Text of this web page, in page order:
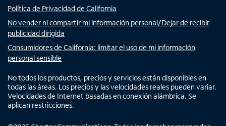
Política de Privacidad de California
No vender ni compartir mi información personal/Dejar de recibir
publicidad dirigida
Consumidores de California: limitar el uso de mi información
personal sensible
No todos los productos, precios y servicios están disponibles en
todas las áreas. Los precios y las velocidades reales pueden variar.
Velocidades de Internet basadas en conexión alámbrica. Se
aplican restricciones.